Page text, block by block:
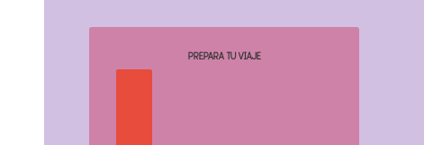
PREPARA TU VIAJE